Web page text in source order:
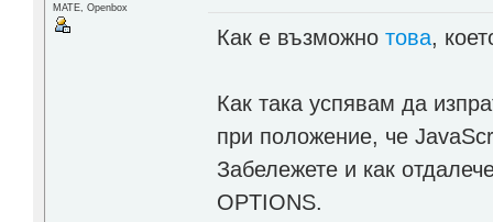
MATE, Openbox
Как е възможнотова,
Как така успявам да
при положение, че
Забележете и как
OPTIONS.